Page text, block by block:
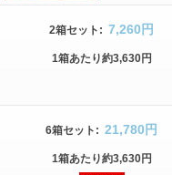
2箱セット : 7,260円
1箱あたり約3,630円
6箱セット : 21,780円
1箱あたり約3,630円